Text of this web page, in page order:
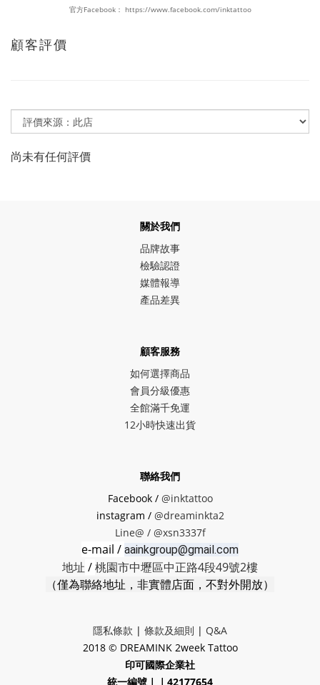
官方Facebook： https://www.facebook.com/inktattoo
顧客評價
尚未有任何評價
關於我們
品牌故事
檢驗認證
媒體報導
產品差異
顧客服務
如何選擇商品
會員分級優惠
全館滿千免運
12小時快速出貨
聯絡我們
Facebook / @inktattoo
instagram / @dreaminkta2
Line@ / @xsn3337f
e-mail / aainkgroup@gmail.com
地址 /桃園市中壢區中正路4段49號2樓
（僅為聯絡地址，非實體店面，不對外開放）
隱私條款 | 條款及細則 | Q&A
2018 © DREAMINK 2week Tattoo
印可國際企業社
統一編號｜｜42177654